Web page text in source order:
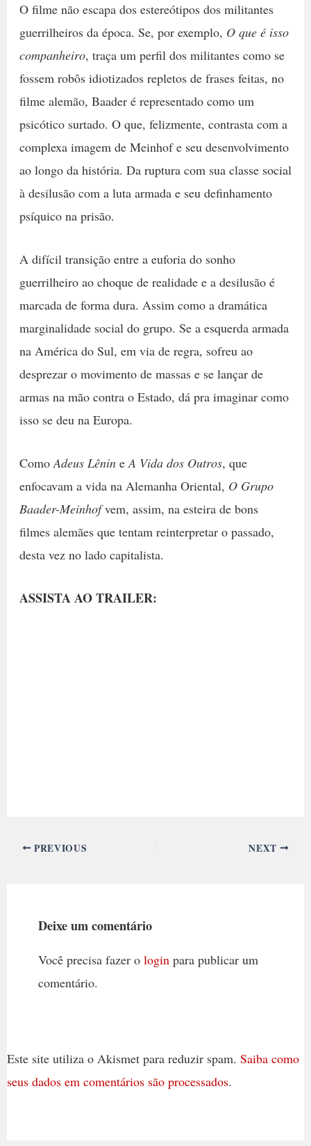
O filme não escapa dos estereótipos dos militantes
guerrilheiros da época. Se, por exemplo, O que é isso
companheiro, traça um perfil dos militantes como se
fossem robôs idiotizados repletos de frases feitas, no
filme alemão, Baader é representado como um
psicótico surtado. O que, felizmente, contrasta com a
complexa imagem de Meinhof e seu desenvolvimento
ao longo da história. Da ruptura com sua classe social
à desilusão com a luta armada e seu definhamento
psíquico na prisão.
A difícil transição entre a euforia do sonho
guerrilheiro ao choque de realidade e a desilusão é
marcada de forma dura. Assim como a dramática
marginalidade social do grupo. Se a esquerda armada
na América do Sul, em via de regra, sofreu ao
desprezar o movimento de massas e se lançar de
armas na mão contra o Estado, dá pra imaginar como
isso se deu na Europa.
ComoAdeus LênineA Vida dos Outros, que
enfocavam a vida na Alemanha Oriental, O Grupo
Baader-Meinhofvem, assim, na esteira de bons
filmes alemães que tentam reinterpretar o passado,
desta vez no lado capitalista.
ASSISTA AO TRAILER:
PREVIOUS NEXT
Deixe um comentário
Você precisa fazer o login para publicar um
comentário.
Este site utiliza o Akismet para reduzir spam. Saiba como
seus dados em comentários são processados.